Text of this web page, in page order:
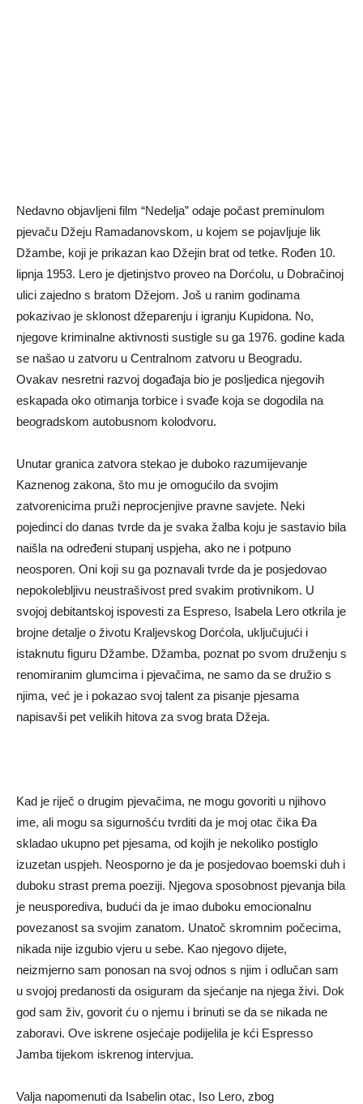
Nedavno objavljeni film “Nedelja” odaje počast preminulom
pjevaču Džeju Ramadanovskom, u kojem se pojavljuje lik
Džambe, koji je prikazan kao Džejin brat od tetke. Rođen 10.
lipnja 1953. Lero je djetinjstvo proveo na Dorćolu, u Dobračinoj
ulici zajedno s bratom Džejom. Još u ranim godinama
pokazivao je sklonost džeparenju i igranju Kupidona. No,
njegove kriminalne aktivnosti sustigle su ga 1976. godine kada
se našao u zatvoru u Centralnom zatvoru u Beogradu.
Ovakav nesretni razvoj događaja bio je posljedica njegovih
eskapada oko otimanja torbice i svađe koja se dogodila na
beogradskom autobusnom kolodvoru.
Unutar granica zatvora stekao je duboko razumijevanje
Kaznenog zakona, što mu je omogućilo da svojim
zatvorenicima pruži neprocjenjive pravne savjete. Neki
pojedinci do danas tvrde da je svaka žalba koju je sastavio bila
naišla na određeni stupanj uspjeha, ako ne i potpuno
neosporen. Oni koji su ga poznavali tvrde da je posjedovao
nepokolebljivu neustrašivost pred svakim protivnikom. U
svojoj debitantskoj ispovesti za Espreso, Isabela Lero otkrila je
brojne detalje o životu Kraljevskog Dorćola, uključujući i
istaknutu figuru Džambe. Džamba, poznat po svom druženju s
renomiranim glumcima i pjevačima, ne samo da se družio s
njima, već je i pokazao svoj talent za pisanje pjesama
napisavši pet velikih hitova za svog brata Džeja.
Kad je riječ o drugim pjevačima, ne mogu govoriti u njihovo
ime, ali mogu sa sigurnošću tvrditi da je moj otac čika Đa
skladao ukupno pet pjesama, od kojih je nekoliko postiglo
izuzetan uspjeh. Neosporno je da je posjedovao boemski duh i
duboku strast prema poeziji. Njegova sposobnost pjevanja bila
je neusporediva, budući da je imao duboku emocionalnu
povezanost sa svojim zanatom. Unatoč skromnim počecima,
nikada nije izgubio vjeru u sebe. Kao njegovo dijete,
neizmjerno sam ponosan na svoj odnos s njim i odlučan sam
u svojoj predanosti da osiguram da sjećanje na njega živi. Dok
god sam živ, govorit ću o njemu i brinuti se da se nikada ne
zaboravi. Ove iskrene osjećaje podijelila je kći Espresso
Jamba tijekom iskrenog intervjua.
Valja napomenuti da Isabelin otac, Iso Lero, zbog